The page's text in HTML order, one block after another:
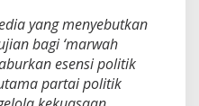
yang menyebutkan
bagi ‘marwah
esensi politik
partai politik